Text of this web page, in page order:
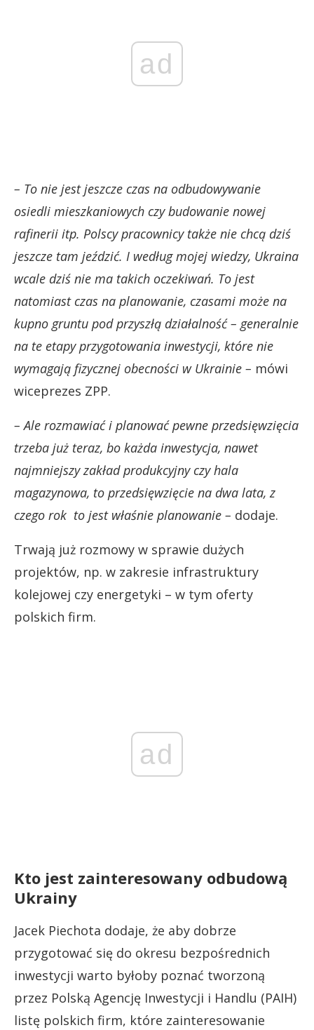
ad
– To nie jest jeszcze czas na odbudowywanie
osiedli mieszkaniowych czy budowanie nowej
rafinerii itp. Polscy pracownicy także nie chcą dziś
jeszcze tam jeździć. I według mojej wiedzy, Ukraina
wcale dziś nie ma takich oczekiwań. To jest
natomiast czas na planowanie, czasami może na
kupno gruntu pod przyszłą działalność – generalnie
na te etapy przygotowania inwestycji, które nie
wymagają fizycznej obecności w Ukrainie – mówi
wiceprezes ZPP.
– Ale rozmawiać i planować pewne przedsięwzięcia
trzeba już teraz, bo każda inwestycja, nawet
najmniejszy zakład produkcyjny czy hala
magazynowa, to przedsięwzięcie na dwa lata, z
czego rok to jest właśnie planowanie – dodaje.
Trwają już rozmowy w sprawie dużych
projektów, np. w zakresie infrastruktury
kolejowej czy energetyki – w tym oferty
polskich firm.
ad
Kto jest zainteresowany odbudową
Ukrainy
Jacek Piechota dodaje, że aby dobrze
przygotować się do okresu bezpośrednich
inwestycji warto byłoby poznać tworzoną
przez Polską Agencję Inwestycji i Handlu (PAIH)
listę polskich firm, które zainteresowanie